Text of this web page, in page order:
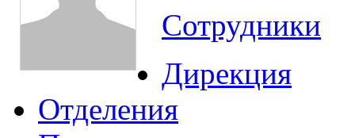
Сотрудники
Дирекция
Отделения